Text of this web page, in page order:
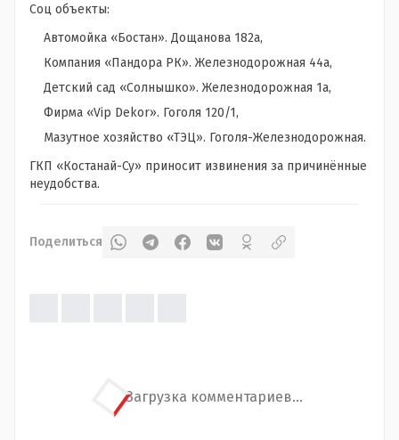
Соц объекты:
Автомойка «Бостан». Дощанова 182а,
Компания «Пандора РК». Железнодорожная 44а,
Детский сад «Солнышко». Железнодорожная 1а,
Фирма «Vip Dekor». Гоголя 120/1,
Мазутное хозяйство «ТЭЦ». Гоголя-Железнодорожная.
ГКП «Костанай-Су» приносит извинения за причинённые
неудобства.
Поделиться
Загрузка комментариев...